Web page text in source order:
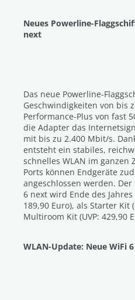
Neues Powerline-
next
Das neue Powerline-
Geschwindigkeiten von bis
Performance-Plus von fast
die Adapter das
mit bis zu 2.400 Mbit/s.
entsteht ein stabiles,
schnelles WLAN im ganzen
Ports können Endgeräte
angeschlossen werden.
6 next wird Ende des
189,90 Euro), als Starter Kit
Multiroom Kit (UVP: 429,90
WLAN-Update: Neue WiFi